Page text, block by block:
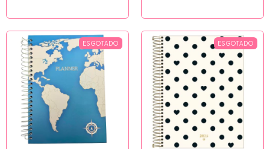
ESGOTADO ESGOTADO